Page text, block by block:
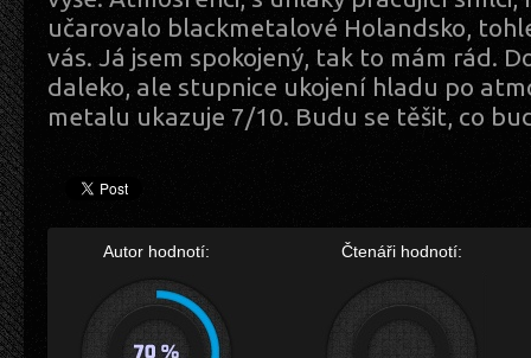
učarovalo blackmetalové Holandsko,
vás. Já jsem spokojený, tak to mám rád.
daleko, ale stupnice ukojení hladu po
metalu ukazuje 7/10. Budu se těšit, co
Autor hodnotí: Čtenáři hodnotí: